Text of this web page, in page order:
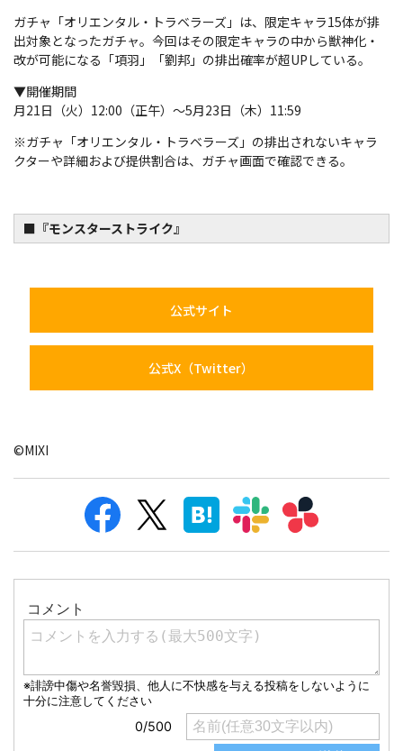
ガチャ「オリエンタル・トラベラーズ」は、限定キャラ15体が排
出対象となったガチャ。今回はその限定キャラの中から獣神化・
改が可能になる「項羽」「劉邦」の排出確率が超UPしている。
▼開催期間
月21日（火）12:00（正午）～5月23日（木）11:59
※ガチャ「オリエンタル・トラベラーズ」の排出されないキャラ
クターや詳細および提供割合は、ガチャ画面で確認できる。
■『モンスターストライク』
公式サイト
公式X（Twitter）
©MIXI